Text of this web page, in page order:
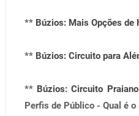
** Búzios: Mais Opções de
** Búzios: Circuito para
** Búzios: Circuito
Perfis de Público - Qual é o